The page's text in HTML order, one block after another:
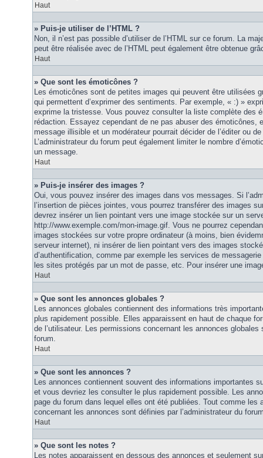
Haut
» Puis-je utiliser de l’HTML ?
Non, il n’est pas possible d’utiliser de l’HTML sur ce forum. La
peut être réalisée avec de l’HTML peut également être obtenue
Haut
» Que sont les émoticônes ?
Les émoticônes sont de petites images qui peuvent être utilisées
qui permettent d’exprimer des sentiments. Par exemple, « :) »
exprime la tristesse. Vous pouvez consulter la liste complète des
rédaction. Essayez cependant de ne pas abuser des émoticônes,
message illisible et un modérateur pourrait décider de l’éditer ou
L’administrateur du forum peut également limiter le nombre
un message.
Haut
» Puis-je insérer des images ?
Oui, vous pouvez insérer des images dans vos messages. Si
l’insertion de pièces jointes, vous pourrez transférer des images
devrez insérer un lien pointant vers une image stockée sur un
http://www.exemple.com/mon-image.gif. Vous ne pourrez
images stockées sur votre propre ordinateur (à moins, bien
serveur internet), ni insérer de lien pointant vers des images
d’authentification, comme par exemple les services de
les sites protégés par un mot de passe, etc. Pour insérer une
Haut
» Que sont les annonces globales ?
Les annonces globales contiennent des informations très
plus rapidement possible. Elles apparaissent en haut de chaque
de l’utilisateur. Les permissions concernant les annonces globales
forum.
Haut
» Que sont les annonces ?
Les annonces contiennent souvent des informations importantes
et vous devriez les consulter le plus rapidement possible. Les
page du forum dans lequel elles ont été publiées. Tout comme les
concernant les annonces sont définies par l’administrateur du
Haut
» Que sont les notes ?
Les notes apparaissent en dessous des annonces et seulement